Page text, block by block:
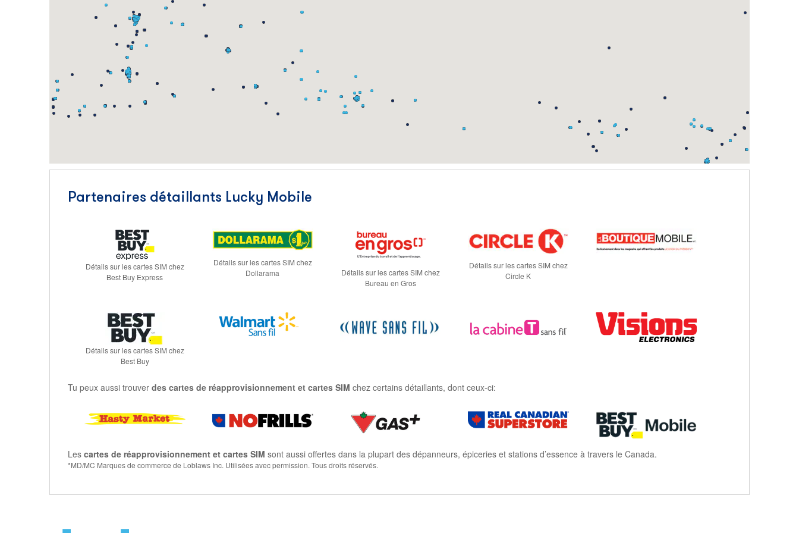
Partenaires détaillants Lucky Mobile
Détails sur les cartes SIM chez
Best Buy Express
Détails sur les cartes SIM chez
Dollarama
Détails sur les cartes SIM chez
Bureau en Gros
Détails sur les cartes SIM chez
Circle K
Détails sur les cartes SIM chez
Best Buy
Tu peux aussi trouver des cartes de réapprovisionnement et cartes SIM chez certains détaillants, dont ceux-ci:
Les cartes de réapprovisionnement et cartes SIM sont aussi offertes dans la plupart des dépanneurs, épiceries et stations d’essence à travers le Canada.
*MD/MC Marques de commerce de Loblaws Inc. Utilisées avec permission. Tous droits réservés.
Home